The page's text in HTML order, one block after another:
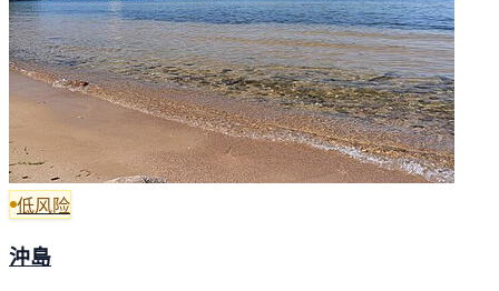
低风险
沖島